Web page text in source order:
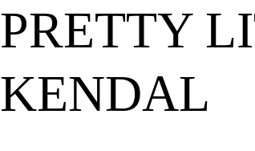
PRETTY
KENDAL